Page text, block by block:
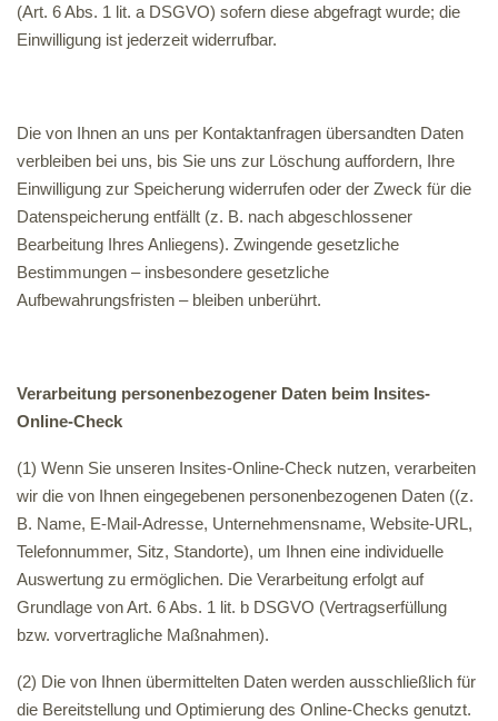
(Art. 6 Abs. 1 lit. a DSGVO) sofern diese abgefragt wurde; die
Einwilligung ist jederzeit widerrufbar.
Die von Ihnen an uns per Kontaktanfragen übersandten Daten
verbleiben bei uns, bis Sie uns zur Löschung auffordern, Ihre
Einwilligung zur Speicherung widerrufen oder der Zweck für die
Datenspeicherung entfällt (z. B. nach abgeschlossener
Bearbeitung Ihres Anliegens). Zwingende gesetzliche
Bestimmungen – insbesondere gesetzliche
Aufbewahrungsfristen – bleiben unberührt.
Verarbeitung personenbezogener Daten beim Insites-
Online-Check
(1) Wenn Sie unseren Insites-Online-Check nutzen, verarbeiten
wir die von Ihnen eingegebenen personenbezogenen Daten ((z.
B. Name, E-Mail-Adresse, Unternehmensname, Website-URL,
Telefonnummer, Sitz, Standorte), um Ihnen eine individuelle
Auswertung zu ermöglichen. Die Verarbeitung erfolgt auf
Grundlage von Art. 6 Abs. 1 lit. b DSGVO (Vertragserfüllung
bzw. vorvertragliche Maßnahmen).
(2) Die von Ihnen übermittelten Daten werden ausschließlich für
die Bereitstellung und Optimierung des Online-Checks genutzt.